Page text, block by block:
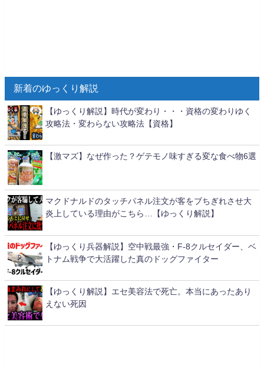
新着のゆっくり解説
【ゆっくり解説】時代が変わり・・・資格の変わりゆく
攻略法・変わらない攻略法【資格】
【激マズ】なぜ作った？ゲテモノ味すぎる変な食べ物6選
マクドナルドのタッチパネル注文が客をブちぎれさせ大
炎上している理由がこちら…【ゆっくり解説】
【ゆっくり兵器解説】空中戦最強・F-8クルセイダー、ベ
トナム戦争で大活躍した真のドッグファイター
【ゆっくり解説】エセ美容法で死亡。本当にあったあり
えない死因